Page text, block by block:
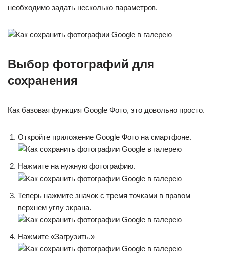
необходимо задать несколько параметров.
Выбор фотографий для
сохранения
Как базовая функция Google Фото, это довольно просто.
Откройте приложение Google Фото на смартфоне.
Нажмите на нужную фотографию.
Теперь нажмите значок с тремя точками в правом
верхнем углу экрана.
Нажмите «Загрузить.»